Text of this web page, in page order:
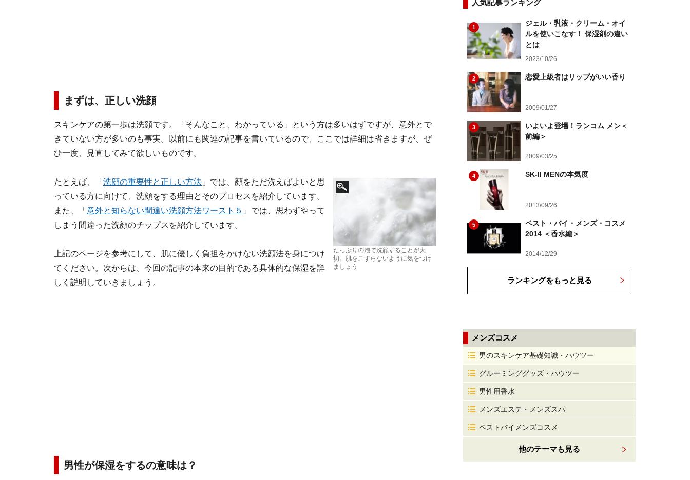
まずは、正しい洗顔
スキンケアの第一歩は洗顔です。「そんなこと、わかっている」という方は多いはずですが、意外とで
きていない方が多いのも事実。以前にも関連の記事を書いているので、ここでは詳細は省きますが、ぜ
ひ一度、見直してみて欲しいものです。
たっぷりの泡で洗顔することが大
切。肌をこすらないように気をつけ
ましょう
たとえば、「 洗顔の重要性と正しい方法 」では、顔をただ洗えばよいと思
っている方に向けて、洗顔をする理由とそのプロセスを紹介しています。
また、「 意外と知らない間違い洗顔方法ワースト５ 」では、思わずやって
しまう間違った洗顔のチップスを紹介しています。
上記のページを参考にして、肌に優しく負担をかけない洗顔法を身につけ
てください。次からは、今回の記事の本来の目的である具体的な保湿を詳
しく説明していきましょう。
男性が保湿をするの意味は？
人気記事ランキング
1
ジェル・乳液・クリーム・オイ
ルを使いこなす！ 保湿剤の違い
とは
2023/10/26
2 恋愛上級者はリップがいい香り
2009/01/27
3
いよいよ登場！ランコム メン＜
前編＞
2009/03/25
4 SK-II MENの本気度
2013/09/26
5
ベスト・バイ・メンズ・コスメ
2014 ＜香水編＞
2014/12/29
ランキングをもっと見る
メンズコスメ
男のスキンケア基礎知識・ハウツー
グルーミンググッズ・ハウツー
男性用香水
メンズエステ・メンズスパ
ベストバイメンズコスメ
他のテーマも見る